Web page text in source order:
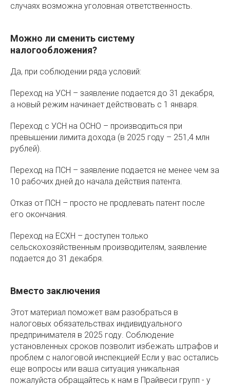
случаях возможна уголовная ответственность.
Можно ли сменить систему
налогообложения?
Да, при соблюдении ряда условий:
Переход на УСН – заявление подается до 31 декабря,
а новый режим начинает действовать с 1 января.
Переход с УСН на ОСНО – производиться при
превышении лимита дохода (в 2025 году – 251,4 млн
рублей).
Переход на ПСН – заявление подается не менее чем за
10 рабочих дней до начала действия патента.
Отказ от ПСН – просто не продлевать патент после
его окончания.
Переход на ЕСХН – доступен только
сельскохозяйственным производителям, заявление
подается до 31 декабря.
Вместо заключения
Этот материал поможет вам разобраться в
налоговых обязательствах индивидуального
предпринимателя в 2025 году. Соблюдение
установленных сроков позволит избежать штрафов и
проблем с налоговой инспекцией! Если у вас остались
еще вопросы или ваша ситуация уникальная
пожалуйста обращайтесь к нам в Прайвеси групп - у